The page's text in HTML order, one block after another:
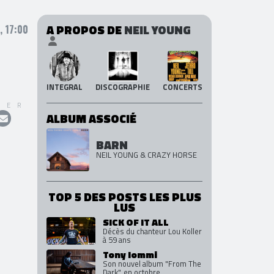
17:00 A PROPOS DENEIL YOUNG
INTEGRAL DISCOGRAPHIE CONCERTS
ALBUM ASSOCIÉ
BARN
NEIL YOUNG & CRAZY HORSE
TOP 5 DES POSTS LES PLUS
LUS
SICK OF IT ALL
Décès du chanteur Lou Koller
à 59 ans
Tony Iommi
Son nouvel album "From The